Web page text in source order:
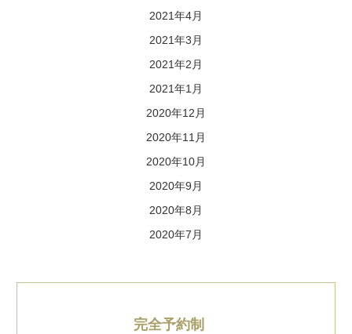
2021年4月
2021年3月
2021年2月
2021年1月
2020年12月
2020年11月
2020年10月
2020年9月
2020年8月
2020年7月
完全予約制